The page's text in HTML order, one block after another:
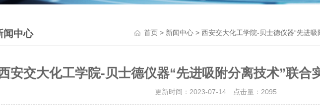
闻中心 首页 > 新闻中心 > 西安交大化工学院-贝士德仪器“先进
安交大化工学院-贝士德仪器“先进吸附分离技术”联合
更新时间：2023-07-14 点击量： 2095